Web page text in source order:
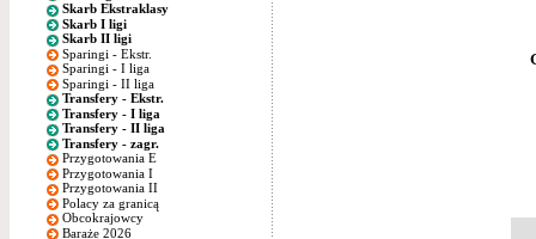
Skarb Ekstraklasy
Skarb I ligi
Skarb II ligi
Sparingi - Ekstr.
Sparingi - I liga
Sparingi - II liga
Transfery - Ekstr.
Transfery - I liga
Transfery - II liga
Transfery - zagr.
Przygotowania E
Przygotowania I
Przygotowania II
Polacy za granicą
Obcokrajowcy
Baraże 2026